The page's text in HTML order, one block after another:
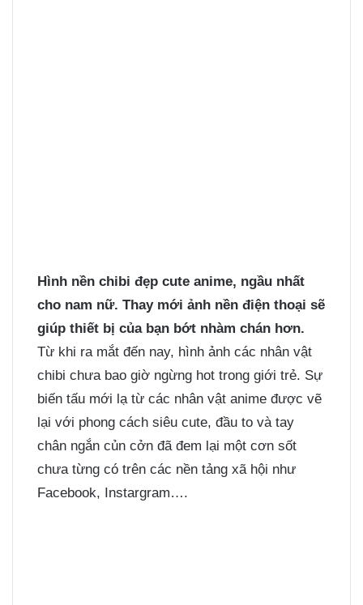
Hình nền chibi đẹp cute anime, ngầu nhất
cho nam nữ. Thay mới ảnh nền điện thoại sẽ
giúp thiết bị của bạn bớt nhàm chán hơn.
Từ khi ra mắt đến nay, hình ảnh các nhân vật
chibi chưa bao giờ ngừng hot trong giới trẻ. Sự
biến tấu mới lạ từ các nhân vật anime được vẽ
lại với phong cách siêu cute, đầu to và tay
chân ngắn củn cởn đã đem lại một cơn sốt
chưa từng có trên các nền tảng xã hội như
Facebook, Instargram….